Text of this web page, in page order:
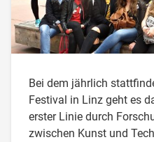
Bei dem jährlich
Festival in Linz geht es
erster Linie durch
zwischen Kunst und